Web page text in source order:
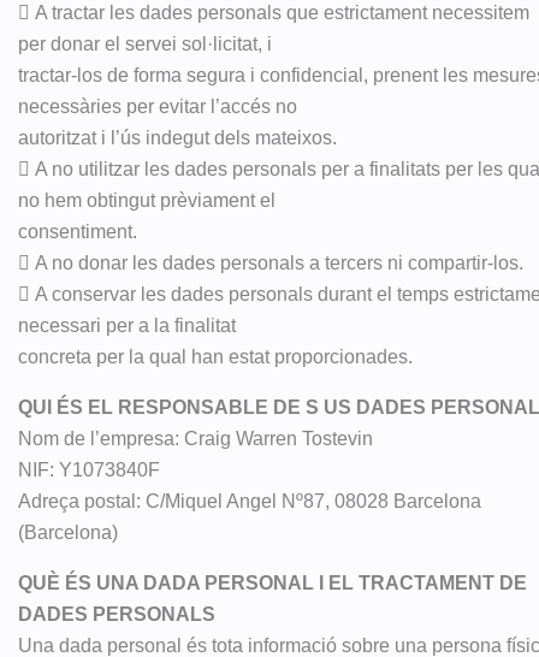
 A tractar les dades personals que estrictament necessitem
per donar el servei sol·licitat, i
tractar-los de forma segura i confidencial, prenent les
necessàries per evitar l’accés no
autoritzat i l’ús indegut dels mateixos.
 A no utilitzar les dades personals per a finalitats per les
no hem obtingut prèviament el
consentiment.
 A no donar les dades personals a tercers ni compartir-los.
 A conservar les dades personals durant el temps
necessari per a la finalitat
concreta per la qual han estat proporcionades.
QUI ÉS EL RESPONSABLE DE S US DADES
Nom de l’empresa: Craig Warren Tostevin
NIF: Y1073840F
Adreça postal: C/Miquel Angel Nº87, 08028 Barcelona
(Barcelona)
QUÈ ÉS UNA DADA PERSONAL I EL TRACTAMENT DE
DADES PERSONALS
Una dada personal és tota informació sobre una persona